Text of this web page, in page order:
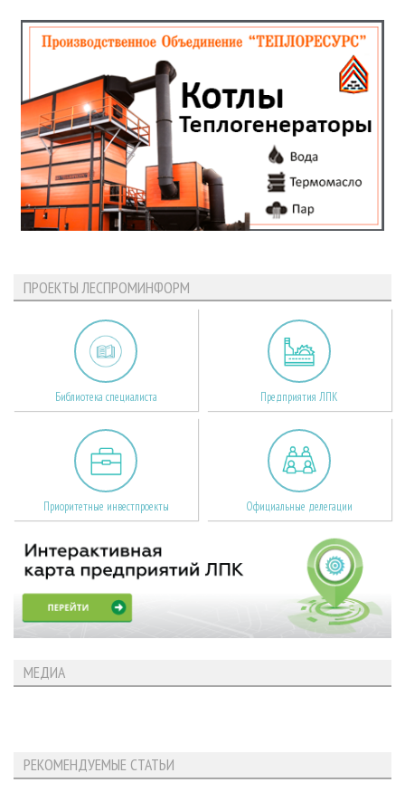
ПРОЕКТЫ ЛЕСПРОМИНФОРМ
Библиотека специалиста Предприятия ЛПК
Приоритетные инвестпроекты Официальные делегации
МЕДИА
РЕКОМЕНДУЕМЫЕ СТАТЬИ